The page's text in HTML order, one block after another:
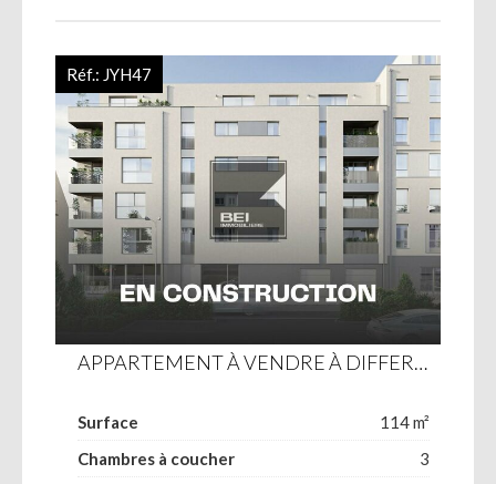
Réf.: JYH47
APPARTEMENT À VENDRE À DIFFERDANGE
Surface
114 m²
Chambres à coucher
3